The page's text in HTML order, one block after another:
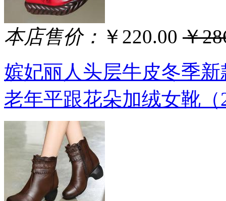
本店售价： ￥220.00 ￥
嫔妃丽人头层牛皮冬季
老年平跟花朵加绒女靴（